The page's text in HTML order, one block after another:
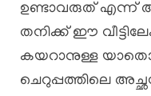
ഉണ്ടാവരുത് എന്ന്
തനിക്ക് ഈ
കയറാനുള്ള
ചെറുപ്പത്തിലെ